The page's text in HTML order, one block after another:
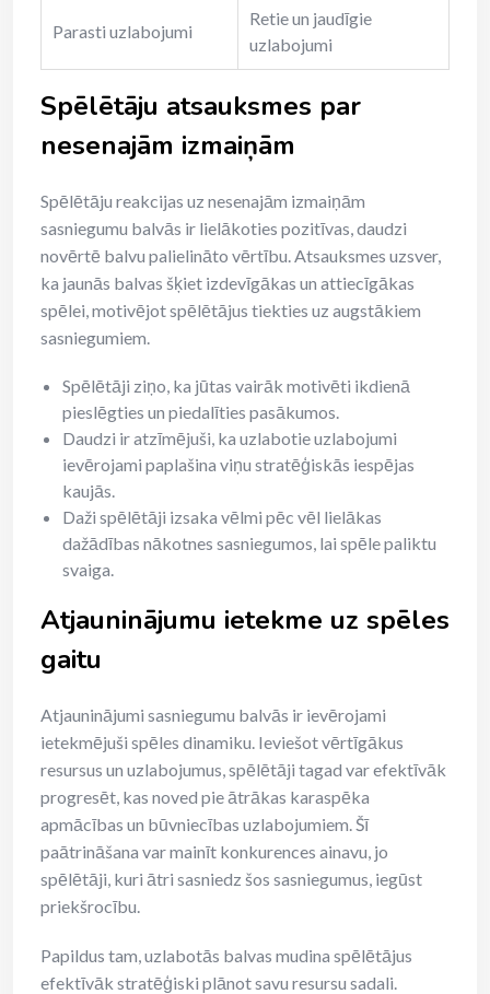
Parasti uzlabojumi
Retie un jaudīgie
uzlabojumi
Spēlētāju atsauksmes par
nesenajām izmaiņām
Spēlētāju reakcijas uz nesenajām izmaiņām
sasniegumu balvās ir lielākoties pozitīvas, daudzi
novērtē balvu palielināto vērtību. Atsauksmes uzsver,
ka jaunās balvas šķiet izdevīgākas un attiecīgākas
spēlei, motivējot spēlētājus tiekties uz augstākiem
sasniegumiem.
Spēlētāji ziņo, ka jūtas vairāk motivēti ikdienā
pieslēgties un piedalīties pasākumos.
Daudzi ir atzīmējuši, ka uzlabotie uzlabojumi
ievērojami paplašina viņu stratēģiskās iespējas
kaujās.
Daži spēlētāji izsaka vēlmi pēc vēl lielākas
dažādības nākotnes sasniegumos, lai spēle paliktu
svaiga.
Atjauninājumu ietekme uz spēles
gaitu
Atjauninājumi sasniegumu balvās ir ievērojami
ietekmējuši spēles dinamiku. Ieviešot vērtīgākus
resursus un uzlabojumus, spēlētāji tagad var efektīvāk
progresēt, kas noved pie ātrākas karaspēka
apmācības un būvniecības uzlabojumiem. Šī
paātrināšana var mainīt konkurences ainavu, jo
spēlētāji, kuri ātri sasniedz šos sasniegumus, iegūst
priekšrocību.
Papildus tam, uzlabotās balvas mudina spēlētājus
efektīvāk stratēģiski plānot savu resursu sadali.